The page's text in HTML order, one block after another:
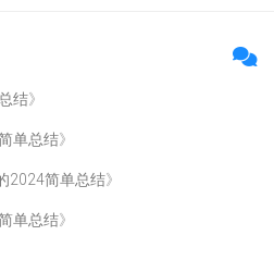
结》
单总结》
2024简单总结》
单总结》